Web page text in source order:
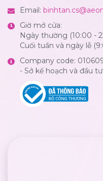
Email:
Giờ mở cửa:
Ngày thường (10:00 -
Cuối tuần và ngày lễ
Company code:
- Sở kế hoạch và đầu